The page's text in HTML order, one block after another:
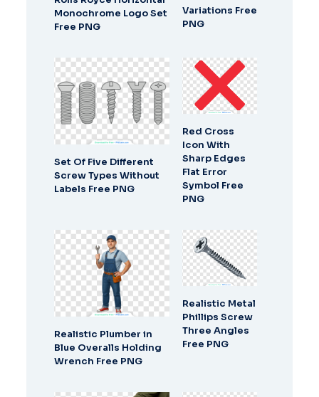
Monochrome Logo Set
Free PNG
Variations Free
PNG
Set Of Five Different
Screw Types Without
Labels Free PNG
Red Cross
Icon With
Sharp Edges
Flat Error
Symbol Free
PNG
Realistic Plumber in
Blue Overalls Holding
Wrench Free PNG
Realistic Metal
Phillips Screw
Three Angles
Free PNG